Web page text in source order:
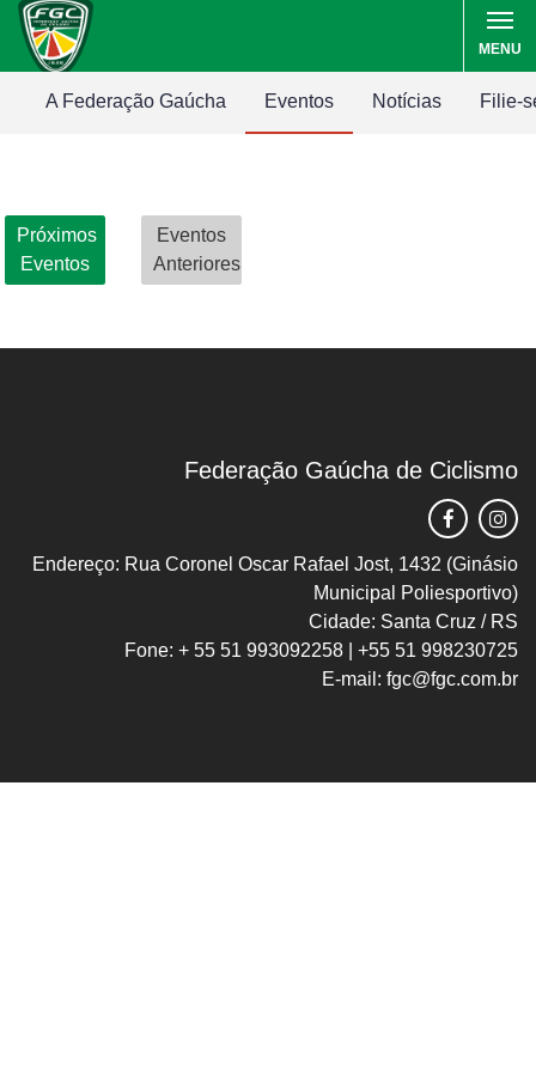
MENU
A Federação Gaúcha Eventos Notícias Filie-
Próximos
Eventos
Eventos
Anteriores
Federação Gaúcha de Ciclismo
Endereço: Rua Coronel Oscar Rafael Jost, 1432 (Ginásio
Municipal Poliesportivo)
Cidade: Santa Cruz / RS
Fone: + 55 51 993092258 | +55 51 998230725
E-mail: fgc@fgc.com.br